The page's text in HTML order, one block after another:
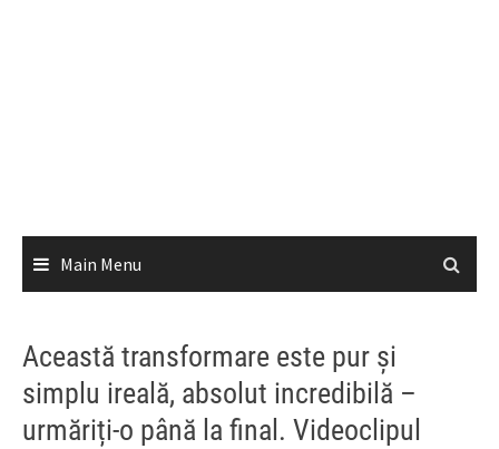
Main Menu
Această transformare este pur și
simplu ireală, absolut incredibilă –
urmăriți-o până la final. Videoclipul